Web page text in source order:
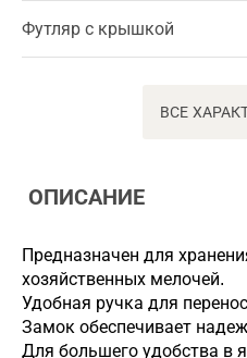
Футляр с крышкой
ВСЕ
ОПИСАНИЕ
Предназначен для
хозяйственных мелочей.
Удобная ручка для
Замок обеспечивает
Для большего удобства в